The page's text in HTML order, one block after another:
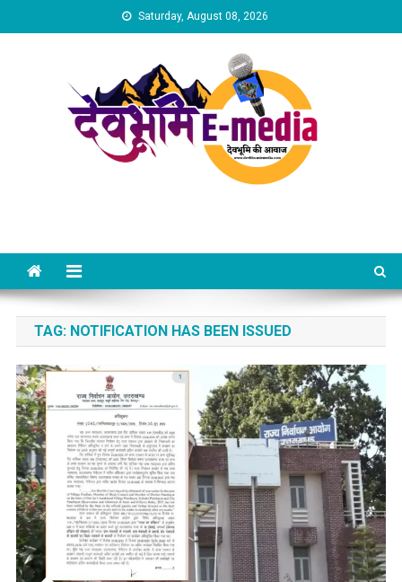
to
Saturday, August 08, 2026
TAG: NOTIFICATION HAS BEEN ISSUED